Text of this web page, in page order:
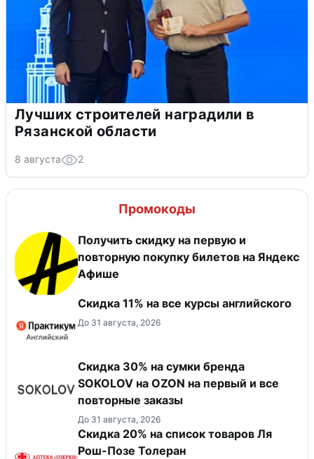
Лучших строителей наградили в
Рязанской области
8 августа 2
Промокоды
Получить скидку на первую и
повторную покупку билетов на Яндекс
Афише
Скидка 11% на все курсы английского
До 31 августа, 2026
Скидка 30% на сумки бренда
SOKOLOV на OZON на первый и все
повторные заказы
До 31 августа, 2026
Скидка 20% на список товаров Ля
Рош-Позе Толеран